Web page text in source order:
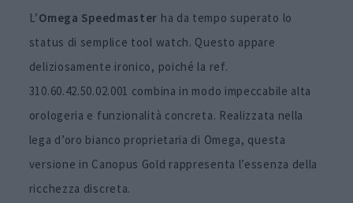
L’Omega Speedmaster ha da tempo superato lo
status di semplice tool watch. Questo appare
deliziosamente ironico, poiché la ref.
310.60.42.50.02.001 combina in modo impeccabile alta
orologeria e funzionalità concreta. Realizzata nella
lega d’oro bianco proprietaria di Omega, questa
versione in Canopus Gold rappresenta l’essenza della
ricchezza discreta.